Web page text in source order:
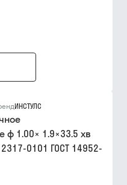
ИНСТУЛС
ф 1.00× 1.9×33.5 хв
0101 ГОСТ 14952-